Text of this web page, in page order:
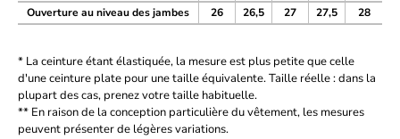
Ouverture au niveau des jambes
26 26,5 27 27,5 28
* La ceinture étant élastiquée, la mesure est plus petite que celle
d'une ceinture plate pour une taille équivalente. Taille réelle : dans la
plupart des cas, prenez votre taille habituelle.
** En raison de la conception particulière du vêtement, les mesures
peuvent présenter de légères variations.